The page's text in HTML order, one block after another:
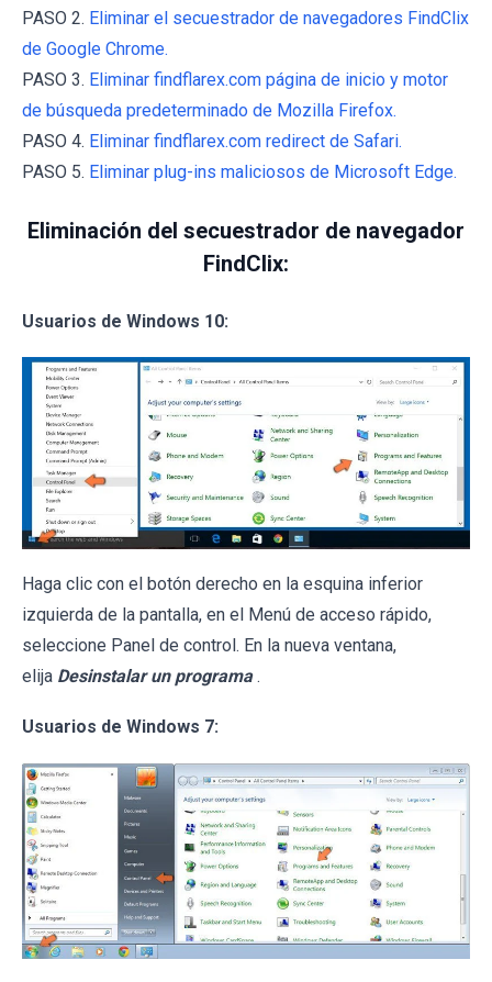
PASO 2. Eliminar el secuestrador de navegadores FindClix
de Google Chrome.
PASO 3. Eliminar findflarex.com página de inicio y motor
de búsqueda predeterminado de Mozilla Firefox.
PASO 4. Eliminar findflarex.com redirect de Safari.
PASO 5. Eliminar plug-ins maliciosos de Microsoft Edge.
Eliminación del secuestrador de navegador
FindClix:
Usuarios de Windows 10:
Haga clic con el botón derecho en la esquina inferior
izquierda de la pantalla, en el Menú de acceso rápido,
seleccione Panel de control. En la nueva ventana,
elija Desinstalar un programa .
Usuarios de Windows 7: